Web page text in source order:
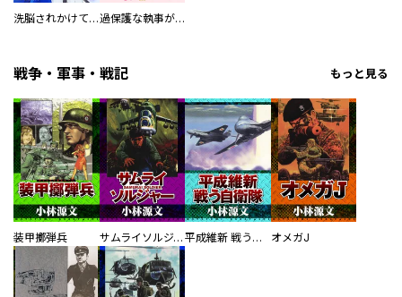
洗脳されかけていた悪役令嬢ですが家出を決意しました。【電子単行本版／特典おまけ付き】 過保護な執事が私の婚活を邪魔してきます！ 分冊版
戦争・軍事・戦記 もっと見る
装甲擲弾兵 サムライソルジャー SAMURAI SOLDIER 平成維新 戦う自衛隊 オメガJ